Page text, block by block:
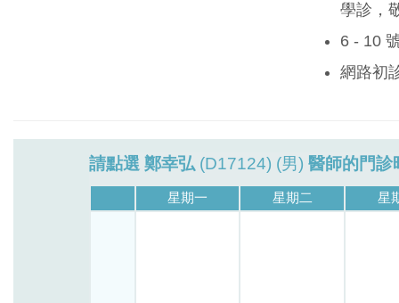
學診，
6 - 10
網路初